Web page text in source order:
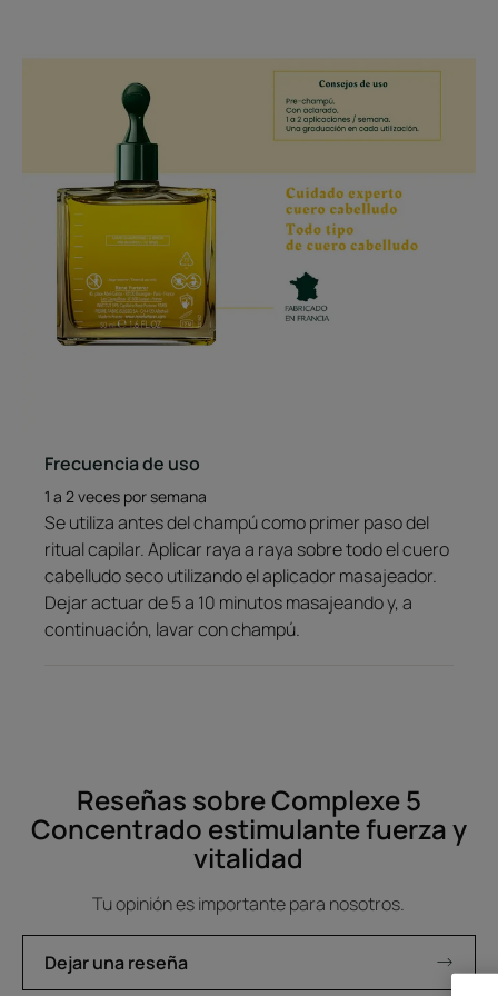
Frecuencia de uso
1 a 2 veces por semana
Se utiliza antes del champú como primer paso del
ritual capilar. Aplicar raya a raya sobre todo el cuero
cabelludo seco utilizando el aplicador masajeador.
Dejar actuar de 5 a 10 minutos masajeando y, a
continuación, lavar con champú.
Reseñas sobre Complexe 5
Concentrado estimulante fuerza y
vitalidad
Tu opinión es importante para nosotros.
Dejar una reseña